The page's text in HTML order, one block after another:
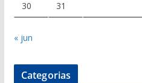
30 31
« jun
Categorias